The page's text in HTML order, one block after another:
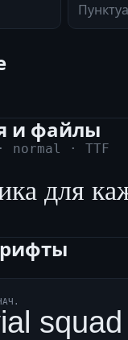
и файлы
normal · TTF
для